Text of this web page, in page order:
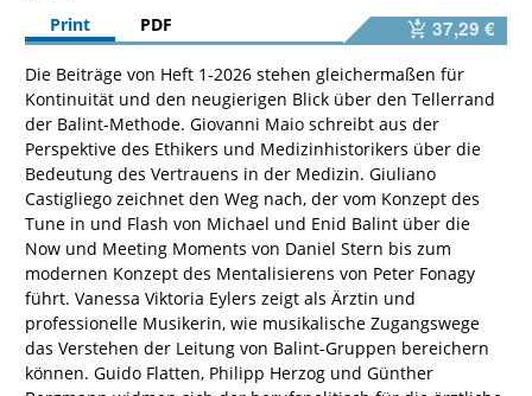
Print
PDF 37,29 €
Die Beiträge von Heft 1-2026 stehen gleichermaßen für
Kontinuität und den neugierigen Blick über den Tellerrand
der Balint-Methode. Giovanni Maio schreibt aus der
Perspektive des Ethikers und Medizinhistorikers über die
Bedeutung des Vertrauens in der Medizin. Giuliano
Castigliego zeichnet den Weg nach, der vom Konzept des
Tune in und Flash von Michael und Enid Balint über die
Now und Meeting Moments von Daniel Stern bis zum
modernen Konzept des Mentalisierens von Peter Fonagy
führt. Vanessa Viktoria Eylers zeigt als Ärztin und
professionelle Musikerin, wie musikalische Zugangswege
das Verstehen der Leitung von Balint-Gruppen bereichern
können. Guido Flatten, Philipp Herzog und Günther